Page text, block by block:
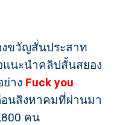
ขวัญสั่นประสาท
แนะนำคลิปสั้นสยอง
าง Fuck you
อนสิงหาคมที่ผ่านมา
คน